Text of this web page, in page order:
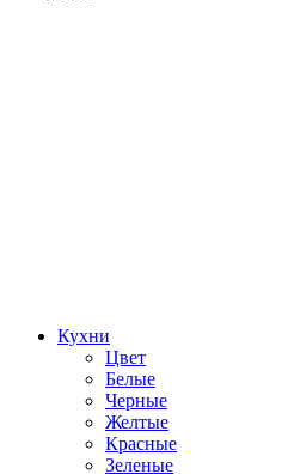
Кухни
Цвет
Белые
Черные
Желтые
Красные
Зеленые